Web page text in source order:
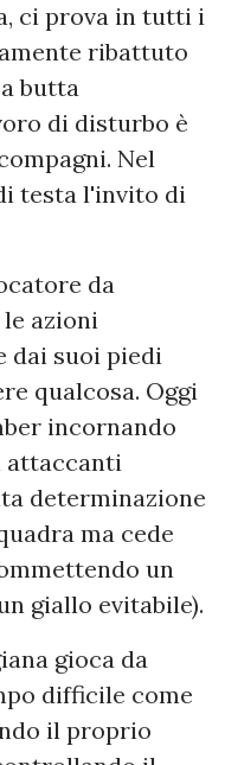
ci prova in tutti i
ribattuto
butta
di disturbo è
Nel
testa l'invito di
da
azioni
dai suoi piedi
qualcosa. Oggi
incornando
attaccanti
determinazione
ma cede
un
giallo evitabile).
gioca da
difficile come
il proprio